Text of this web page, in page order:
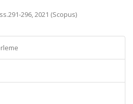
296, 2021 (Scopus)